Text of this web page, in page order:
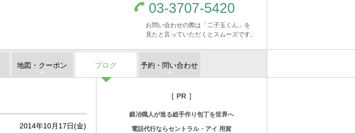
03-3707-5420
お問い合わせの際は「二子玉くん」を
見たと言っていただくとスムーズです。
地図・クーポン ブログ 予約・問い合わせ
2014年10月17日(金)
［ PR ］
鍛冶職人が造る総手作り包丁を世界へ
電話代行ならセントラル・アイ 用賀